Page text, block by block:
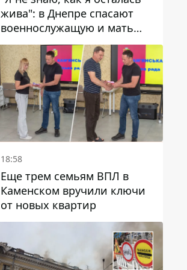
жива": в Днепре спасают
военнослужащую и мать
четверых детей, которую
ранил КАБ
18:58
Еще трем семьям ВПЛ в
Каменском вручили ключи
от новых квартир